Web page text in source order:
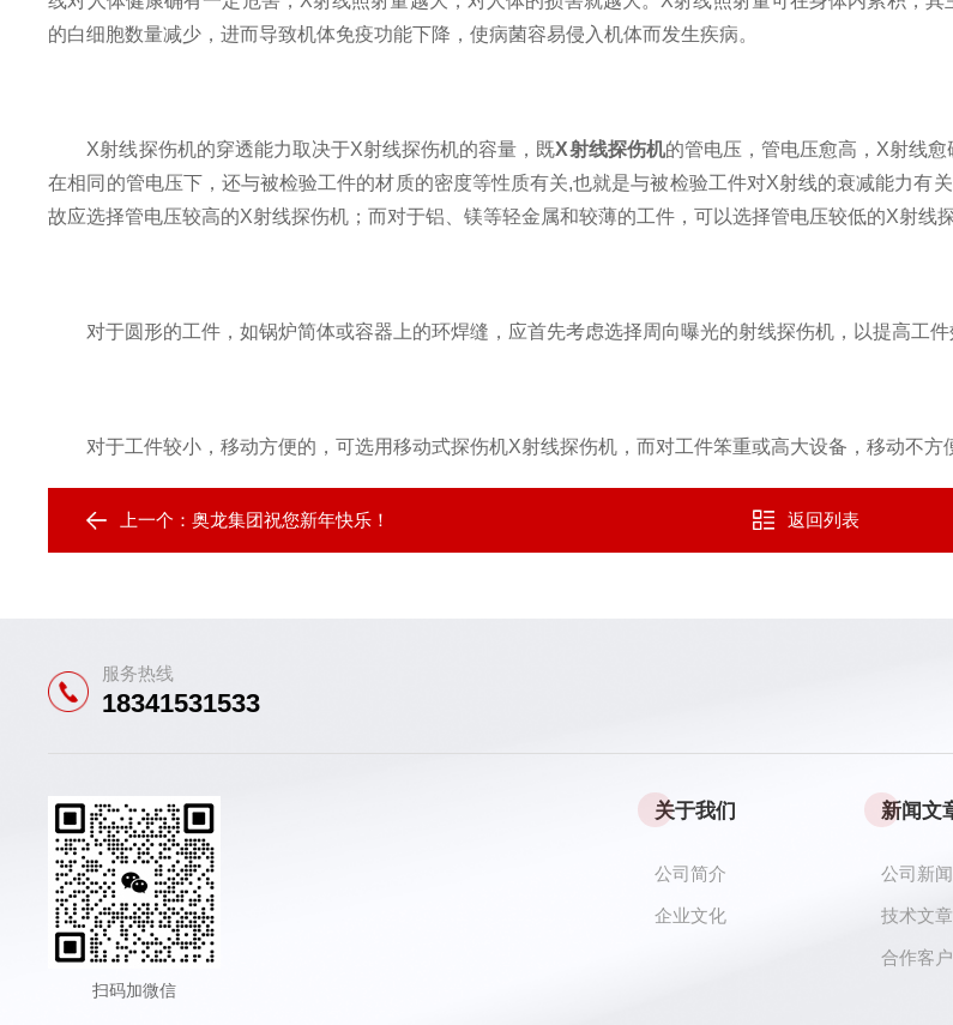
的白细胞数量减少，进而导致机体免疫功能下降，使病菌容易侵入机体而发生疾病。
X射线探伤机的穿透能力取决于X射线探伤机的容量，既X射线探伤机的管电压，管电压愈高，X射线
在相同的管电压下，还与被检验工件的材质的密度等性质有关,也就是与被检验工件对X射线的衰减能力有
故应选择管电压较高的X射线探伤机；而对于铝、镁等轻金属和较薄的工件，可以选择管电压较低的X射线探
对于圆形的工件，如锅炉简体或容器上的环焊缝，应首先考虑选择周向曝光的射线探伤机，以提高工件
对于工件较小，移动方便的，可选用移动式探伤机X射线探伤机，而对工件笨重或高大设备，移动不方
上一个：奥龙集团祝您新年快乐！ 返回列表
服务热线
18341531533
扫码加微信
关于我们
公司简介
企业文化
新闻文
公司新闻
技术文章
合作客户